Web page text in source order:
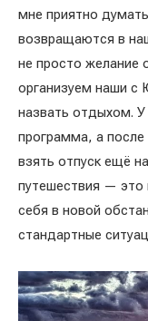
мне приятно
возвращаются в
не просто желание
организуем наши с
назвать отдыхом.
программа, а
взять отпуск ещё
путешествия — это
себя в новой
стандартные